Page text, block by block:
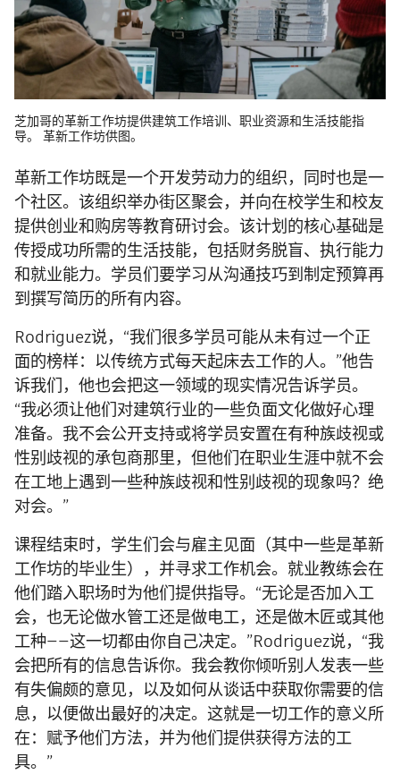
芝加哥的革新工作坊提供建筑工作培训、职业资源和生活技能指
导。 革新工作坊供图。
革新工作坊既是一个开发劳动力的组织，同时也是一
个社区。该组织举办街区聚会，并向在校学生和校友
提供创业和购房等教育研讨会。该计划的核心基础是
传授成功所需的生活技能，包括财务脱盲、执行能力
和就业能力。学员们要学习从沟通技巧到制定预算再
到撰写简历的所有内容。
Rodriguez说，“我们很多学员可能从未有过一个正
面的榜样：以传统方式每天起床去工作的人。”他告
诉我们，他也会把这一领域的现实情况告诉学员。
“我必须让他们对建筑行业的一些负面文化做好心理
准备。我不会公开支持或将学员安置在有种族歧视或
性别歧视的承包商那里，但他们在职业生涯中就不会
在工地上遇到一些种族歧视和性别歧视的现象吗？绝
对会。”
课程结束时，学生们会与雇主见面（其中一些是革新
工作坊的毕业生），并寻求工作机会。就业教练会在
他们踏入职场时为他们提供指导。“无论是否加入工
会，也无论做水管工还是做电工，还是做木匠或其他
工种——这一切都由你自己决定。”Rodriguez说，“我
会把所有的信息告诉你。我会教你倾听别人发表一些
有失偏颇的意见，以及如何从谈话中获取你需要的信
息，以便做出最好的决定。这就是一切工作的意义所
在：赋予他们方法，并为他们提供获得方法的工
具。”